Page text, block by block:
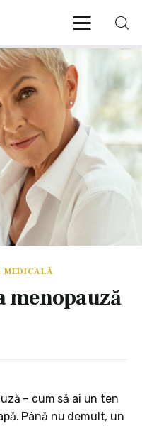
MEDICALĂ
– cum să ai un ten
Până nu demult, un